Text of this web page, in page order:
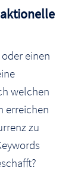
einen
welchen
erreichen
zu